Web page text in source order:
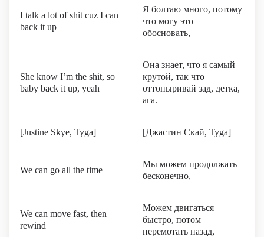
I talk a lot of shit cuz I can
back it up
Я болтаю много, потому
что могу это
обосновать,
She know I’m the shit, so
baby back it up, yeah
Она знает, что я самый
крутой, так что
оттопыривай зад, детка,
ага.
[Justine Skye, Tyga] [Джастин Скай, Tyga]
We can go all the time
Мы можем продолжать
бесконечно,
We can move fast, then
rewind
Можем двигаться
быстро, потом
перемотать назад,